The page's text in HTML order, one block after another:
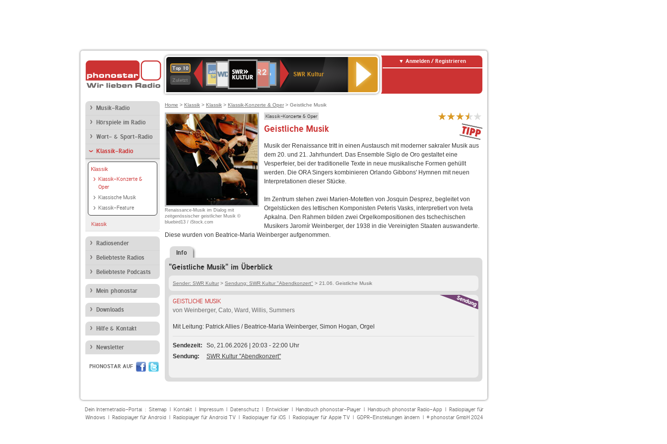
Top 10
Zuletzt
Deutschlandfunk
80er
90er
OLDIE
ANTENNE
SWR3
WDR
4
BR-
KLASSIK
Deutschlandfunk
Kultur
ANTENNE
BAYERN
2
Kultur2
SWR Kultur
Anmelden / Registrieren
Musik-Radio
Hörspiele im Radio
Wort- & Sport-Radio
Klassik-Radio
Klassik
Klassik-Konzerte &
Oper
Klassische Musik
Klassik-Feature
Klassik
Radiosender
Beliebteste Radios
Beliebteste Podcasts
Mein phonostar
Downloads
Hilfe & Kontakt
Newsletter
PHONOSTAR AUF
Home > Klassik > Klassik > Klassik-Konzerte & Oper > Geistliche Musik
Renaissance-Musik im Dialog mit
zeitgenössischer geistlicher Musik ©
bluebird13 / iStock.com
Klassik-Konzerte & Oper
Geistliche Musik
Musik der Renaissance tritt in einen Austausch mit moderner sakraler Musik aus
dem 20. und 21. Jahrhundert. Das Ensemble Siglo de Oro gestaltet eine
Vesperfeier, bei der traditionelle Texte in neue musikalische Formen gehüllt
werden. Die ORA Singers kombinieren Orlando Gibbons' Hymnen mit neuen
Interpretationen dieser Stücke.
Im Zentrum stehen zwei Marien-Motetten von Josquin Desprez, begleitet von
Orgelstücken des lettischen Komponisten Peteris Vasks, interpretiert von Iveta
Apkalna. Den Rahmen bilden zwei Orgelkompositionen des tschechischen
Musikers Jaromír Weinberger, der 1938 in die Vereinigten Staaten auswanderte.
Diese wurden von Beatrice-Maria Weinberger aufgenommen.
Info
"Geistliche Musik" im Überblick
Sender: SWR Kultur > Sendung: SWR Kultur "Abendkonzert" > 21.06. Geistliche Musik
GEISTLICHE MUSIK
von Weinberger, Cato, Ward, Willis, Summers
Mit Leitung: Patrick Allies / Beatrice-Maria Weinberger, Simon Hogan, Orgel
Sendezeit
So, 21.06.2026 | 20:03 - 22:00 Uhr
Sendung
SWR Kultur "Abendkonzert"
Dein Internetradio-Portal : Sitemap| Kontakt| Impressum| Datenschutz| Entwickler| Handbuch phonostar-Player| Handbuch phonostar Radio-App| Radioplayer für
Windows| Radioplayer für Android| Radioplayer für Android TV| Radioplayer für iOS| Radioplayer für Apple TV| GDPR-Einstellungen ändern | © phonostar GmbH 2024